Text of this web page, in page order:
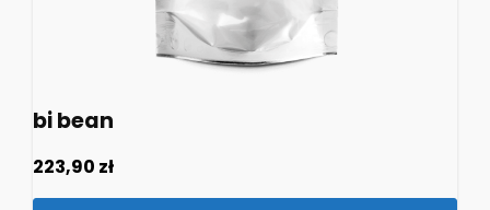
bi bean
223,90 zł